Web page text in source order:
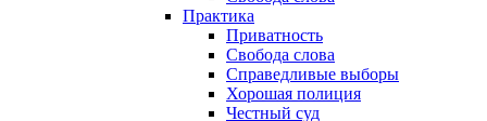
Практика
Приватность
Свобода слова
Справедливые выборы
Хорошая полиция
Честный суд